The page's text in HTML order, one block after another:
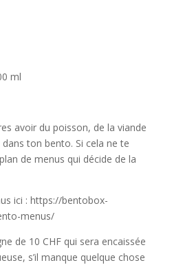
ml
avoir du poisson, de la viande
ton bento. Si cela ne te
de menus qui décide de la
ici : https://bentobox-
menus/
de 10 CHF qui sera encaissée
s’il manque quelque chose